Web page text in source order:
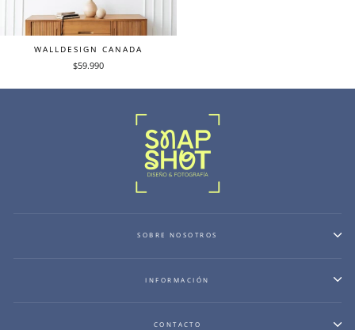
WALLDESIGN CANADA
$59.990
SOBRE NOSOTROS
INFORMACIÓN
CONTACTO